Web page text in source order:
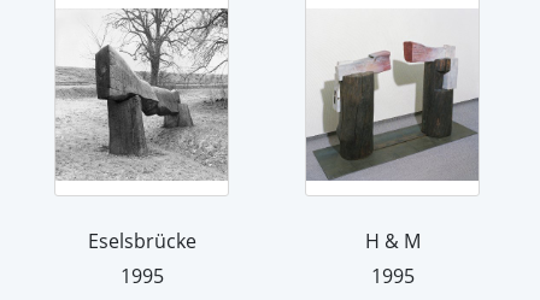
Eselsbrücke
1995
H & M
1995